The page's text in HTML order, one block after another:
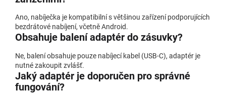
Ano, nabíječka je kompatibilní s většinou zařízení podporujících
bezdrátové nabíjení, včetně Android.
Obsahuje balení adaptér do zásuvky?
Ne, balení obsahuje pouze nabíjecí kabel (USB-C), adaptér je
nutné zakoupit zvlášť.
Jaký adaptér je doporučen pro správné
fungování?